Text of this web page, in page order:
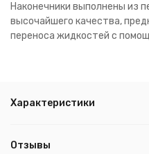
Наконечники выполнены из
высочайшего качества,
переноса жидкостей с
Характеристики
Отзывы